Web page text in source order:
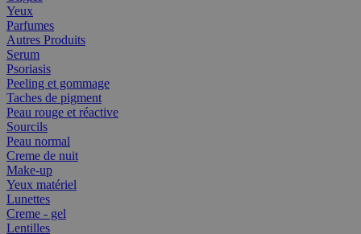
Yeux
Parfumes
Autres Produits
Serum
Psoriasis
Peeling et gommage
Taches de pigment
Peau rouge et réactive
Sourcils
Peau normal
Creme de nuit
Make-up
Yeux matériel
Lunettes
Creme - gel
Lentilles